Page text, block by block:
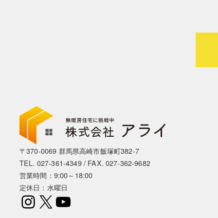
〒370-0069 群馬県高崎市飯塚町382-7
TEL. 027-361-4349/ FAX. 027-362-9682
営業時間：9:00～18:00
定休日：水曜日
Instagram
X YouTube